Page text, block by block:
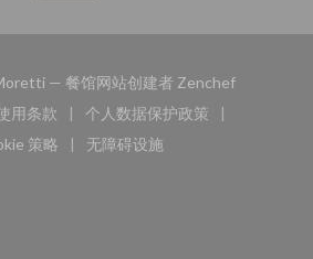
— 餐馆网站创建者 Zenchef((在新窗口
口中打开))
用条款
((在新窗口中打开))
个人数据保护政策
((在新窗口中打开))
策略
((在新窗口中打开))
无障碍设施
((在新窗口中打开))